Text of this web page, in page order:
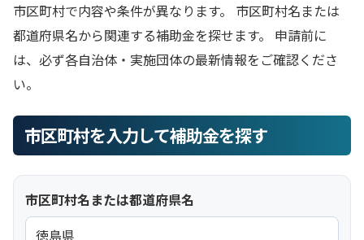
市区町村で内容や条件が異なります。 市区町村名または
都道府県名から関連する補助金を探せます。 申請前に
は、必ず各自治体・実施団体の最新情報をご確認くださ
い。
市区町村を入力して補助金を探す
市区町村名または都道府県名